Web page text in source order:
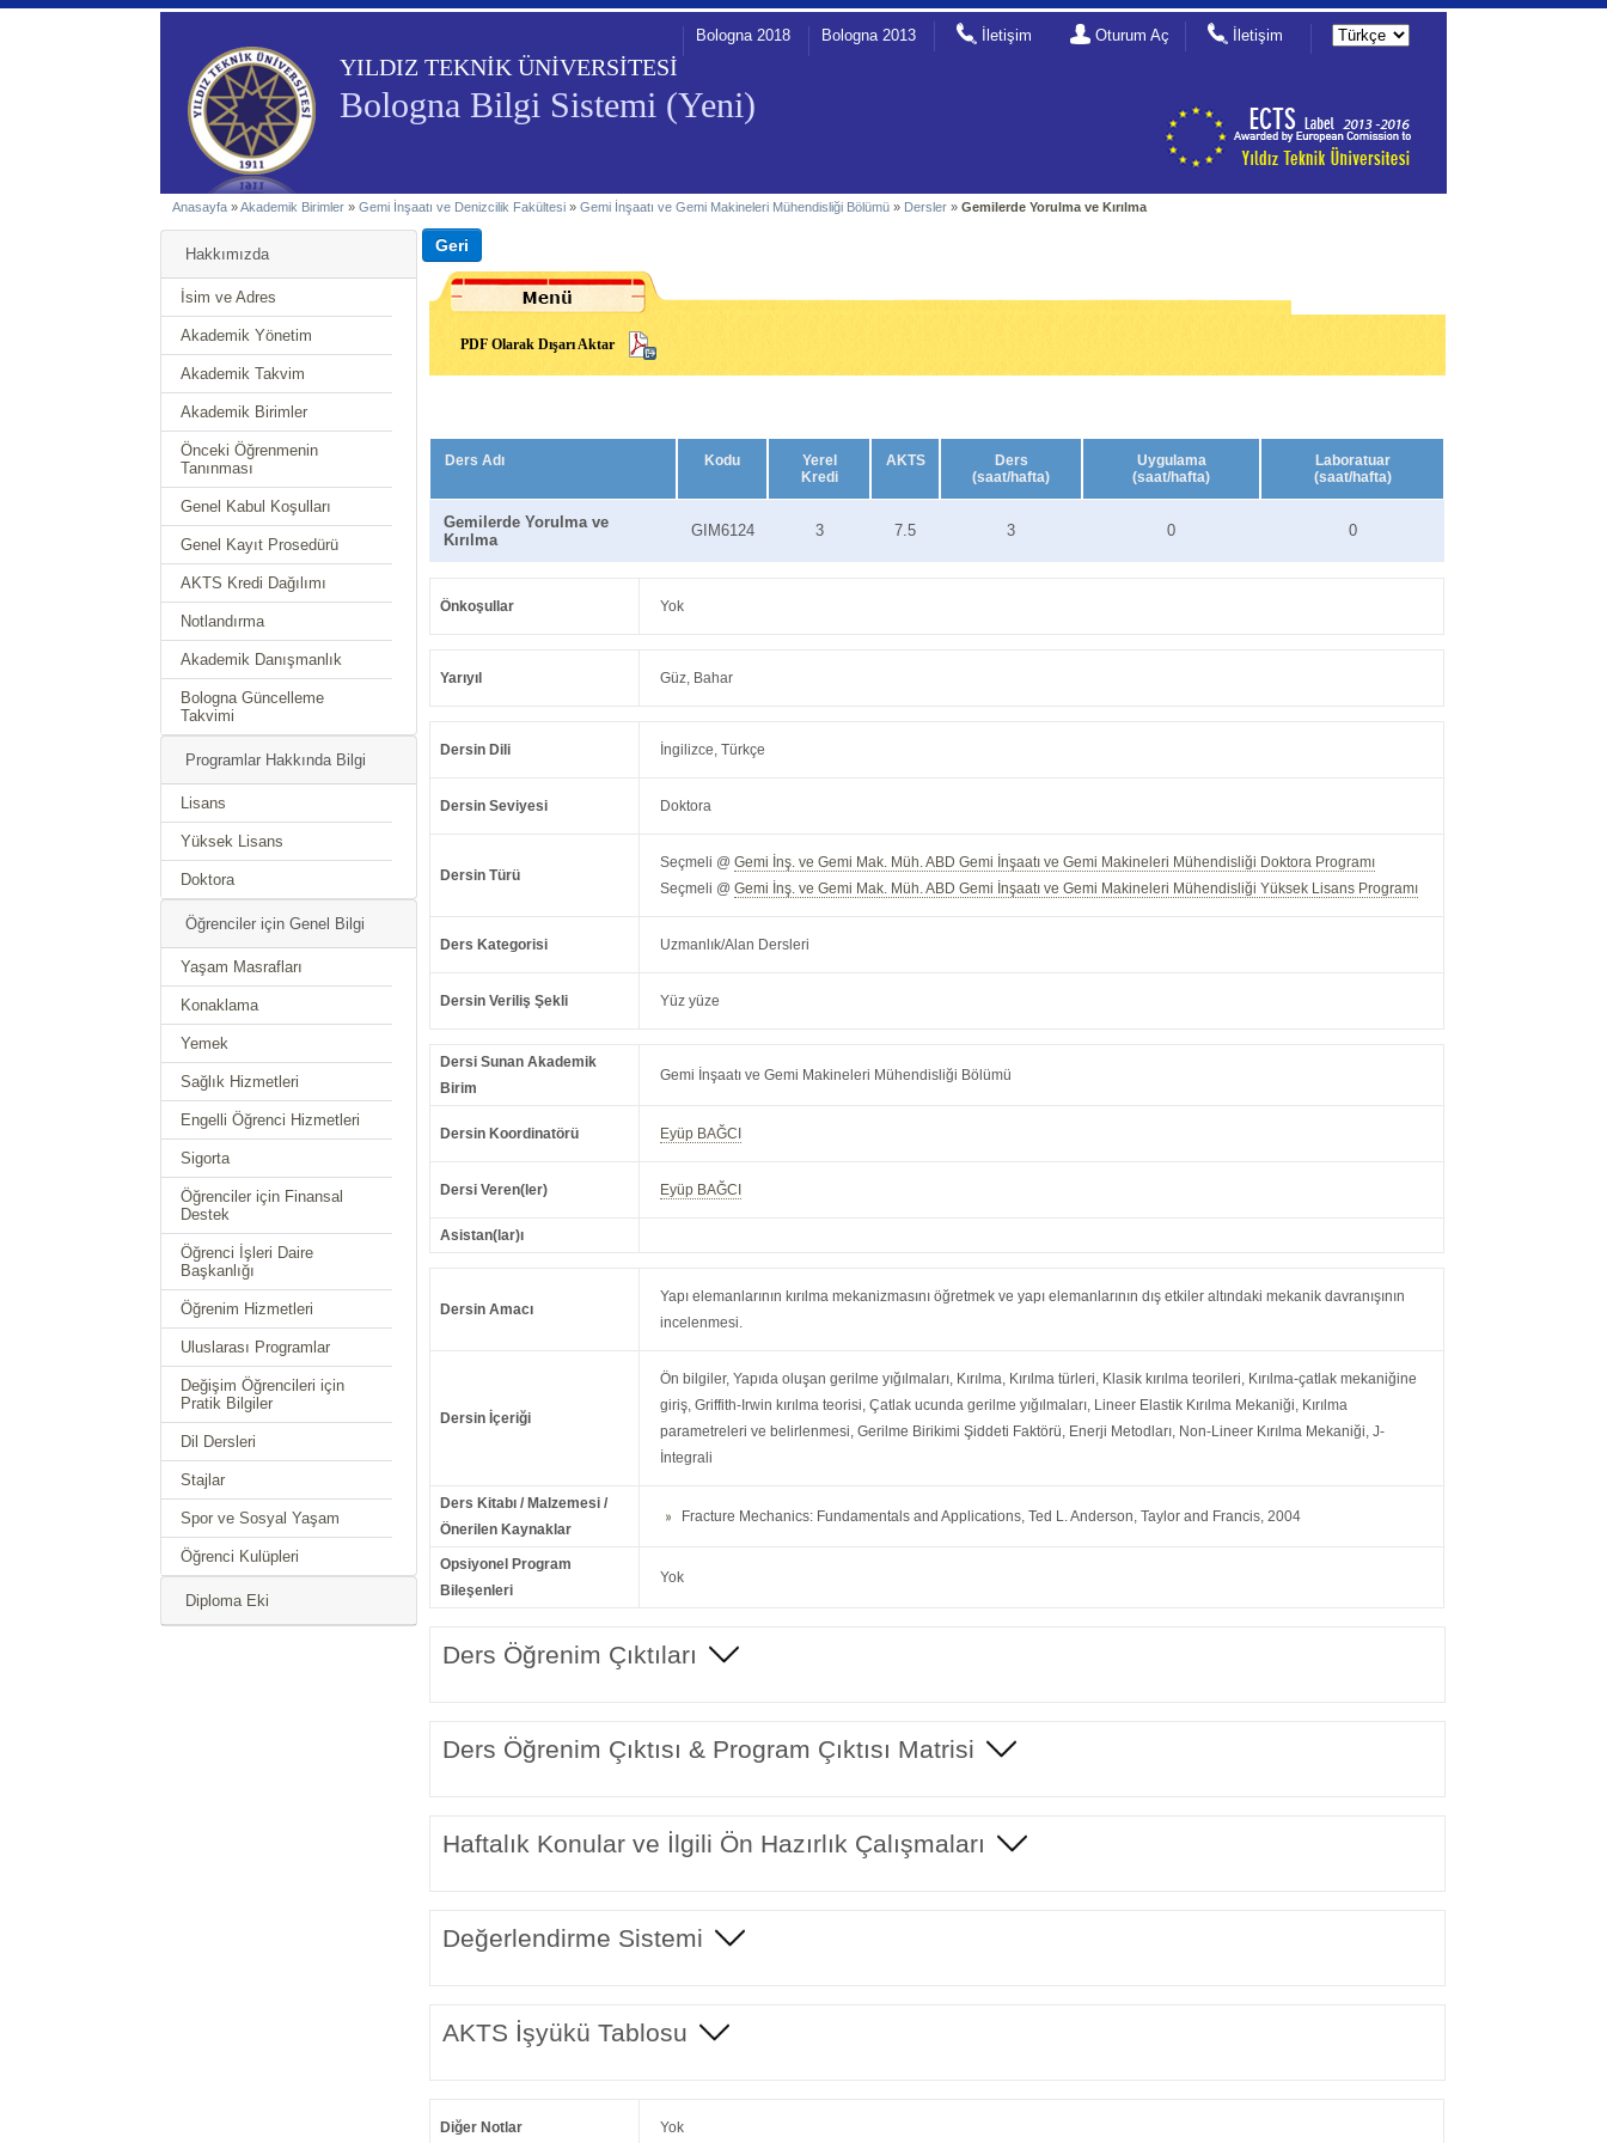
YILDIZ TEKNİK ÜNİVERSİTESİ
Bologna Bilgi Sistemi (Yeni)
Bologna 2018 Bologna 2013 İletişim Oturum Aç İletişim
Anasayfa »Akademik Birimler »Gemi İnşaatı ve Denizcilik Fakültesi »Gemi İnşaatı ve Gemi Makineleri Mühendisliği Bölümü » Dersler »Gemilerde Yorulma ve Kırılma
Hakkımızda
İsim ve Adres
Akademik Yönetim
Akademik Takvim
Akademik Birimler
Önceki Öğrenmenin
Tanınması
Genel Kabul Koşulları
Genel Kayıt Prosedürü
AKTS Kredi Dağılımı
Notlandırma
Akademik Danışmanlık
Bologna Güncelleme
Takvimi
Programlar Hakkında Bilgi
Lisans
Yüksek Lisans
Doktora
Öğrenciler için Genel Bilgi
Yaşam Masrafları
Konaklama
Yemek
Sağlık Hizmetleri
Engelli Öğrenci Hizmetleri
Sigorta
Öğrenciler için Finansal
Destek
Öğrenci İşleri Daire
Başkanlığı
Öğrenim Hizmetleri
Uluslarası Programlar
Değişim Öğrencileri için
Pratik Bilgiler
Dil Dersleri
Stajlar
Spor ve Sosyal Yaşam
Öğrenci Kulüpleri
Diploma Eki
PDF Olarak Dışarı Aktar
Ders Adı Kodu
Yerel
Kredi
AKTS
Ders
(saat/hafta)
Uygulama
(saat/hafta)
Laboratuar
(saat/hafta)
Gemilerde Yorulma ve
Kırılma
GIM6124 3 7.5 3 0 0
Önkoşullar Yok
Yarıyıl Güz, Bahar
Dersin Dili İngilizce, Türkçe
Dersin Seviyesi Doktora
Dersin Türü
Seçmeli @Gemi İnş. ve Gemi Mak. Müh. ABD Gemi İnşaatı ve Gemi Makineleri Mühendisliği Doktora Programı
Seçmeli @Gemi İnş. ve Gemi Mak. Müh. ABD Gemi İnşaatı ve Gemi Makineleri Mühendisliği Yüksek Lisans Programı
Ders Kategorisi Uzmanlık/Alan Dersleri
Dersin Veriliş Şekli Yüz yüze
Dersi Sunan Akademik
Birim
Gemi İnşaatı ve Gemi Makineleri Mühendisliği Bölümü
Dersin Koordinatörü Eyüp BAĞCI
Dersi Veren(ler) Eyüp BAĞCI
Asistan(lar)ı
Dersin Amacı
Yapı elemanlarının kırılma mekanizmasını öğretmek ve yapı elemanlarının dış etkiler altındaki mekanik davranışının
incelenmesi.
Dersin İçeriği
Ön bilgiler, Yapıda oluşan gerilme yığılmaları, Kırılma, Kırılma türleri, Klasik kırılma teorileri, Kırılma-çatlak mekaniğine
giriş, Griffith-Irwin kırılma teorisi, Çatlak ucunda gerilme yığılmaları, Lineer Elastik Kırılma Mekaniği, Kırılma
parametreleri ve belirlenmesi, Gerilme Birikimi Şiddeti Faktörü, Enerji Metodları, Non-Lineer Kırılma Mekaniği, J-
İntegrali
Ders Kitabı / Malzemesi /
Önerilen Kaynaklar
Fracture Mechanics: Fundamentals and Applications, Ted L. Anderson, Taylor and Francis, 2004
Opsiyonel Program
Bileşenleri
Yok
Ders Öğrenim Çıktıları
Ders Öğrenim Çıktısı & Program Çıktısı Matrisi
Haftalık Konular ve İlgili Ön Hazırlık Çalışmaları
Değerlendirme Sistemi
AKTS İşyükü Tablosu
Diğer Notlar Yok